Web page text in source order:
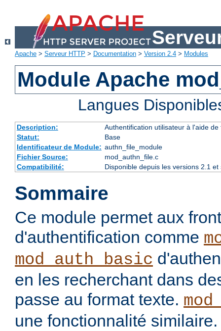
Apache > Serveur HTTP > Documentation > Version 2.4 > Modules
Module Apache
Langues
Description:
Authentification utilisateur à l'aide de
Statut:
Base
Identificateur de Module: authn_file_module
Fichier Source:
mod_authn_file.c
Compatibilité:
Disponible depuis les versions 2.1
Sommaire
Ce module permet aux
d'authentification comme
mod_auth_basic
en les recherchant dans
passe au format texte.
une fonctionnalité similaire.